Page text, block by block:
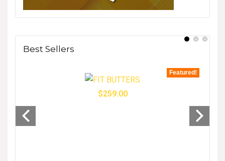
Best Sellers
Featured!
$259.00